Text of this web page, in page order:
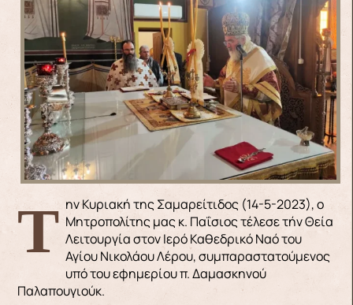
Την Κυριακή της Σαμαρείτιδος (14-5-2023), ο Μητροπολίτης μας κ. Παΐσιος τέλεσε τήν Θεία
Λειτουργία στον Ιερό Καθεδρικό Ναό του
Αγίου Νικολάου Λέρου, συμπαραστατούμενος
υπό του εφημερίου π. Δαμασκηνού
Παλαπουγιούκ.